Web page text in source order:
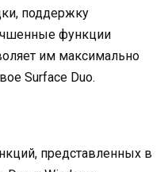
поддержку
функции
им максимально
Surface Duo.
представленных в